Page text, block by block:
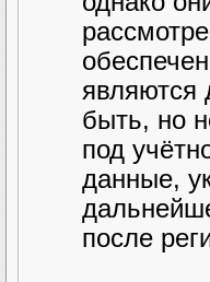
являются
быть, но
под
данные,
после